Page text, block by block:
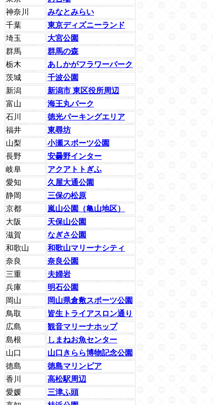
神奈川
みなとみらい
千葉
東京ディズニーランド
埼玉
大宮公園
群馬
群馬の森
栃木
あしかがフラワーパーク
茨城
千波公園
新潟
新潟市 東区役所周辺
富山
海王丸パーク
石川
徳光パーキングエリア
福井
東尋坊
山梨
小瀬スポーツ公園
長野
安曇野インター
岐阜
アクアトトぎふ
愛知
久屋大通公園
静岡
三保の松原
京都
嵐山公園（亀山地区）
大阪
天保山公園
滋賀
なぎさ公園
和歌山
和歌山マリーナシティ
奈良
奈良公園
三重
夫婦岩
兵庫
明石公園
岡山
岡山県倉敷スポーツ公園
鳥取
皆生トライアスロン通り
広島
観音マリーナホップ
島根
しまねお魚センター
山口
山口きらら博物記念公園
徳島
徳島マリンピア
香川
高松駅周辺
愛媛
三津ふ頭